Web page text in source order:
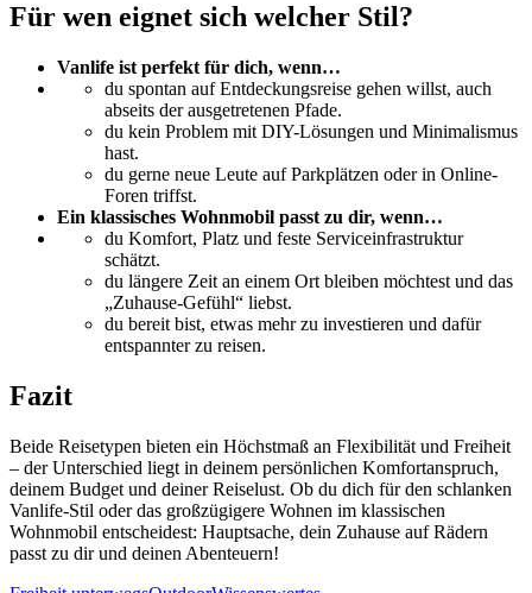
Für wen eignet sich welcher Stil?
Vanlife ist perfekt für dich, wenn…
du spontan auf Entdeckungs­reise gehen willst, auch
abseits der ausgetretenen Pfade.
du kein Problem mit DIY-Lösungen und Minimalismus
hast.
du gerne neue Leute auf Park­plätzen oder in Online-
Foren triffst.
Ein klassisches Wohnmobil passt zu dir, wenn…
du Komfort, Platz und feste Service­infrastruktur
schätzt.
du längere Zeit an einem Ort bleiben möchtest und das
„Zuhause-Gefühl“ liebst.
du bereit bist, etwas mehr zu investieren und dafür
entspannter zu reisen.
Fazit
Beide Reisetypen bieten ein Höchstmaß an Flexibilität und Freiheit
– der Unterschied liegt in deinem persönlichen Komfort­anspruch,
deinem Budget und deiner Reiselust. Ob du dich für den schlanken
Vanlife-Stil oder das großzügigere Wohnen im klassischen
Wohnmobil entscheidest: Hauptsache, dein Zuhause auf Rädern
passt zu dir und deinen Abenteuern!